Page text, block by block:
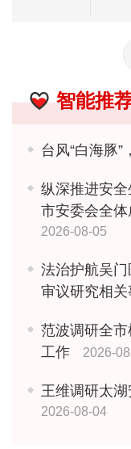
智能推
台风“白海豚”
纵深推进安
市安委会全
2026-08-05
法治护航吴
审议研究相
范波调研全
工作
2026-
王维调研太
2026-08-04